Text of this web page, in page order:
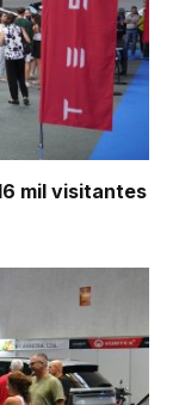
mil visitantes